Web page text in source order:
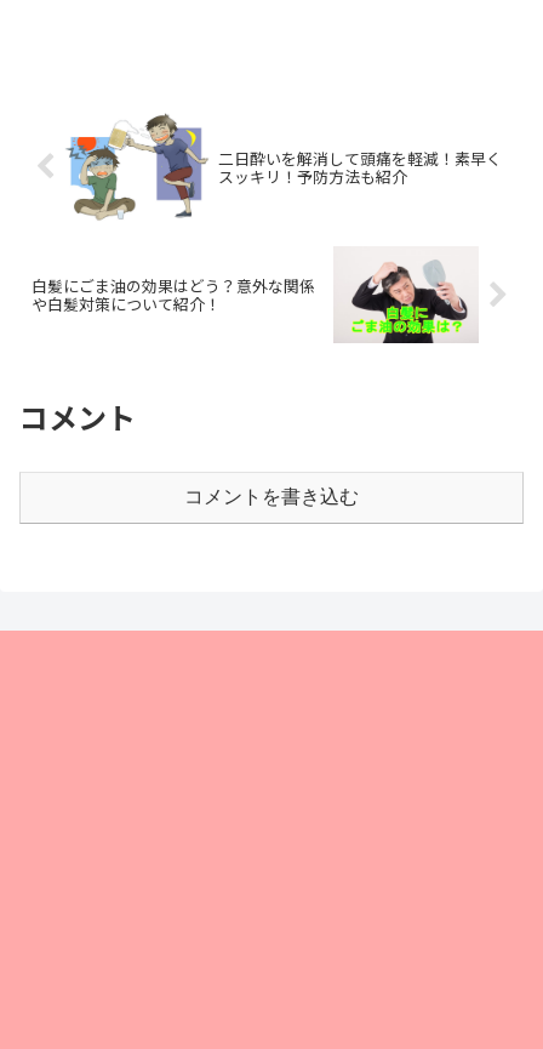
二日酔いを解消して頭痛を軽減！素早く
スッキリ！予防方法も紹介
白髪にごま油の効果はどう？意外な関係
や白髪対策について紹介！
コメント
コメントを書き込む